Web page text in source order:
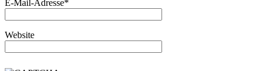
E-Mail-Adresse*
Website